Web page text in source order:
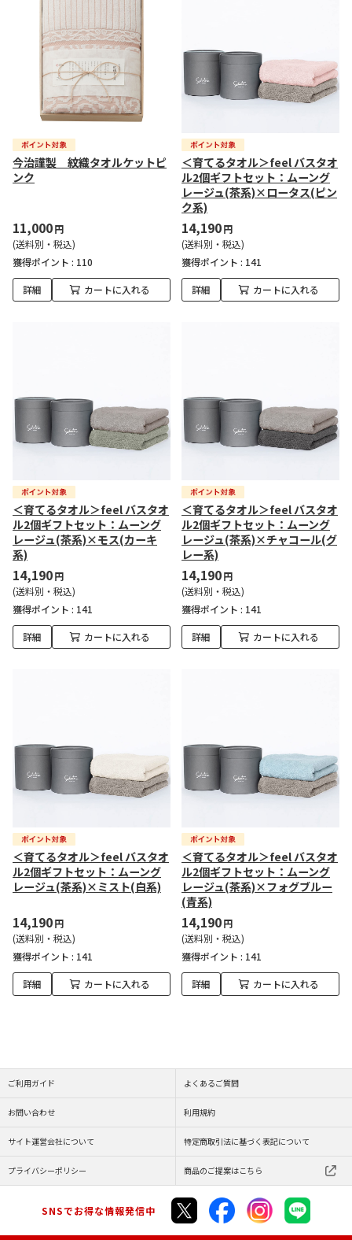
今治謹製 紋織タオルケットピ
ンク
11,000円
(送料別・税込)
獲得ポイント : 110
詳細 カートに入れる
＜育てるタオル＞feel バスタオ
ル2個ギフトセット：ムーング
レージュ(茶系)×ロータス(ピン
ク系)
14,190円
(送料別・税込)
獲得ポイント : 141
詳細 カートに入れる
＜育てるタオル＞feel バスタオ
ル2個ギフトセット：ムーング
レージュ(茶系)×モス(カーキ
系)
14,190円
(送料別・税込)
獲得ポイント : 141
詳細 カートに入れる
＜育てるタオル＞feel バスタオ
ル2個ギフトセット：ムーング
レージュ(茶系)×チャコール(グ
レー系)
14,190円
(送料別・税込)
獲得ポイント : 141
詳細 カートに入れる
＜育てるタオル＞feel バスタオ
ル2個ギフトセット：ムーング
レージュ(茶系)×ミスト(白系)
14,190円
(送料別・税込)
獲得ポイント : 141
詳細 カートに入れる
＜育てるタオル＞feel バスタオ
ル2個ギフトセット：ムーング
レージュ(茶系)×フォグブルー
(青系)
14,190円
(送料別・税込)
獲得ポイント : 141
詳細 カートに入れる
ご利用ガイド よくあるご質問
お問い合わせ 利用規約
サイト運営会社について 特定商取引法に基づく表記について
プライバシーポリシー 商品のご提案はこちら
SNSでお得な情報発信中